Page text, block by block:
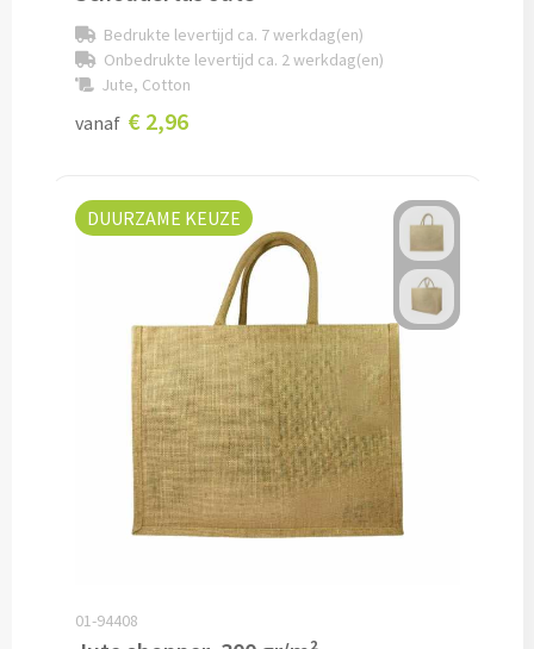
Custom made paraplu's
Custom made poncho's
Polo shirts bedrukken
Hoodies bedrukken
Alle textiel artikelen
Bodywarmers & Jassen
Bedrukte levertijd ca. 7 werkdag(en)
Onbedrukte levertijd ca. 2 werkdag(en)
Jute, Cotton
vanaf € 2,96
DUURZAME KEUZE
01-94408